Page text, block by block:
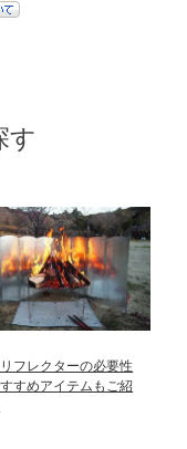
す
フレクターの必要性
すめアイテムもご紹